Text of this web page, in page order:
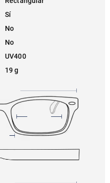
Sí
No
No
UV400
19 g